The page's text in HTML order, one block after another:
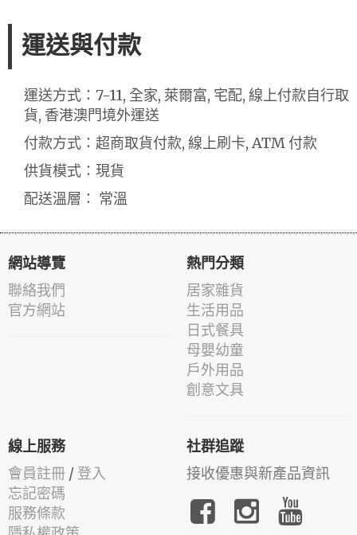
運送與付款
運送方式：7-11, 全家, 萊爾富, 宅配, 線上付款自行取
貨, 香港澳門境外運送
付款方式：超商取貨付款, 線上刷卡, ATM 付款
供貨模式：現貨
配送溫層： 常溫
網站導覽
聯絡我們
官方網站
熱門分類
居家雜貨
生活用品
日式餐具
母嬰幼童
戶外用品
創意文具
線上服務
會員註冊 / 登入
忘記密碼
服務條款
社群追蹤
接收優惠與新產品資訊